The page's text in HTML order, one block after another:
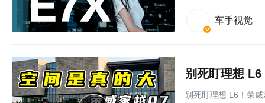
车手视觉
别死盯理想 L6！荣